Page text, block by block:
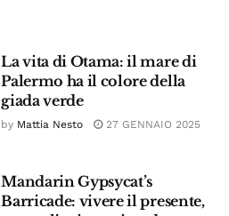
La vita di Otama: il mare di
Palermo ha il colore della
giada verde
by Mattia Nesto 27 GENNAIO 2025
Mandarin Gypsycat’s
Barricade: vivere il presente,